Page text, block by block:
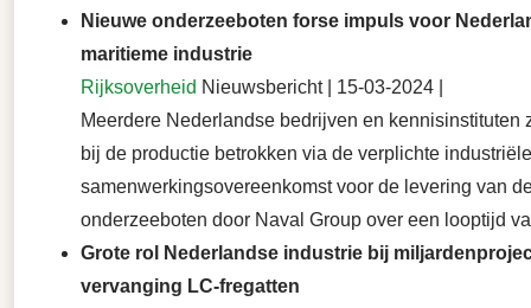
Nieuwe onderzeeboten forse impuls voor
maritieme industrie
Rijksoverheid Nieuwsbericht | 15-03-2024 |
Meerdere Nederlandse bedrijven en kennisinstituten
bij de productie betrokken via de verplichte industriële
samenwerkingsovereenkomst voor de levering van
onderzeeboten door Naval Group over een looptijd
Grote rol Nederlandse industrie bij
vervanging LC-fregatten